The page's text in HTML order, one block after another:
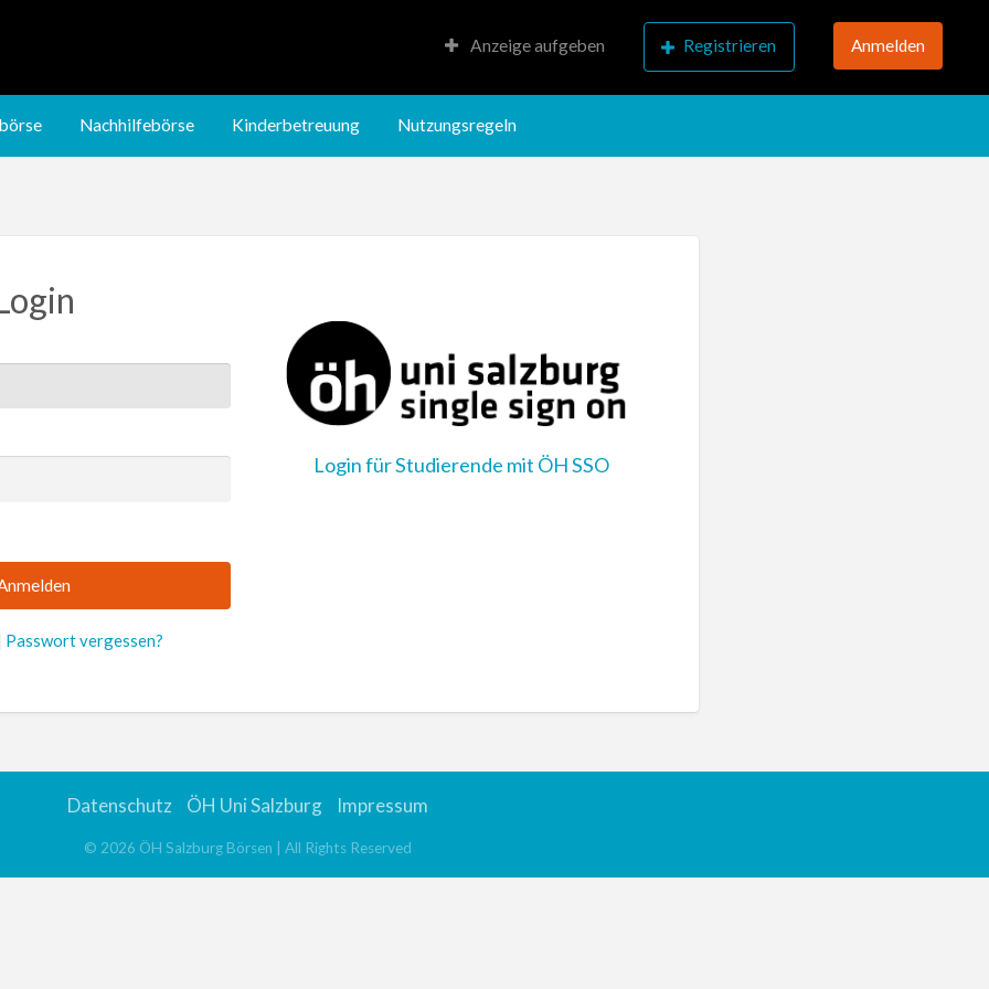
Kinderbetreuung Nutzungsregeln
Anzeige aufgeben Registrieren Anmelden
Nachhilfebörse Kinderbetreuung Nutzungsregeln
Passwort vergessen?
Login für Studierende mit ÖH SSO
Datenschutz ÖH Uni Salzburg Impressum
© 2026 ÖH Salzburg Börsen | All Rights Reserved